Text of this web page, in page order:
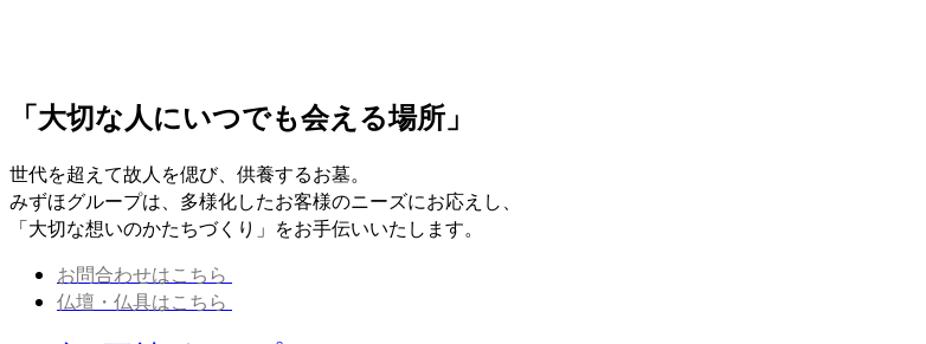
「大切な人にいつでも会える場所」
世代を超えて故人を偲び、供養するお墓。
みずほグループは、多様化したお客様のニーズにお応えし、
「大切な想いのかたちづくり」をお手伝いいたします。
お問合わせはこちら
仏壇・仏具はこちら